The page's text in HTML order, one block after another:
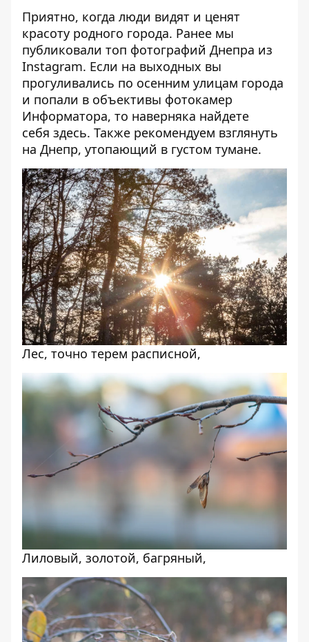
Приятно, когда люди видят и ценят
красоту родного города. Ранее мы
публиковали топ фотографий Днепра из
Instagram. Если на выходных вы
прогуливались по осенним улицам города
и попали в объективы фотокамер
Информатора, то наверняка найдете
себя здесь. Также рекомендуем взглянуть
на Днепр, утопающий в густом тумане.
Лес, точно терем расписной,
Лиловый, золотой, багряный,